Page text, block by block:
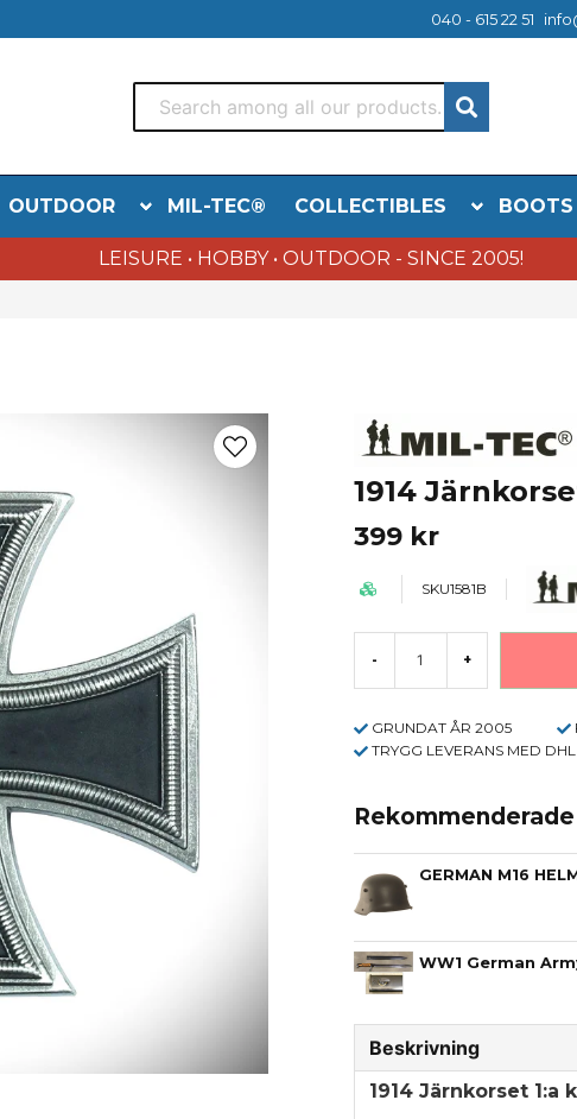
040 - 615 22 51
OUTDOOR MIL-TEC® COLLECTIBLES BOOTS
LEISURE • HOBBY • OUTDOOR - SINCE 2005!
1914
399 kr
SKU1581B
- +
GRUNDAT ÅR 2005
TRYGG LEVERANS MED DHL
GERMAN M16
Beskrivning
1914 Järnkorset